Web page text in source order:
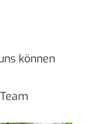
können